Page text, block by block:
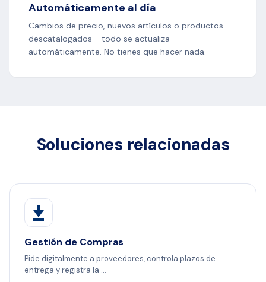
Automáticamente al día
Cambios de precio, nuevos artículos o productos
descatalogados - todo se actualiza
automáticamente. No tienes que hacer nada.
Soluciones relacionadas
Gestión de Compras
Pide digitalmente a proveedores, controla plazos de
entrega y registra la ...